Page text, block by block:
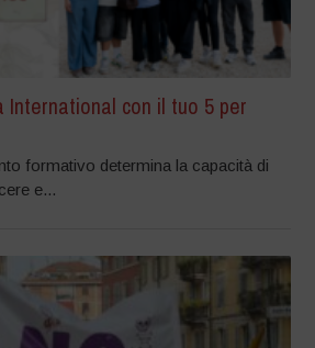
International con il tuo 5 per
formativo determina la capacità di
e...